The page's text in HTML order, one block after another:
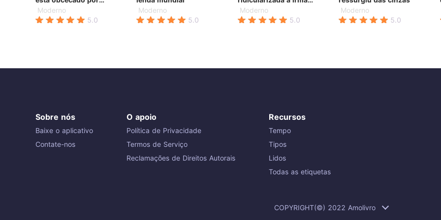
mim?
Moderno
5.0
Moderno
5.0
que ninguém ousa
desafiar
Moderno
5.0
Moderno
5.0
Sobre nós
Baixe o aplicativo
Contate-nos
O apoio
Política de Privacidade
Termos de Serviço
Reclamações de Direitos Autorais
Recursos
Tempo
Tipos
Lidos
Todas as etiquetas
COPYRIGHT(©) 2022 Amolivro